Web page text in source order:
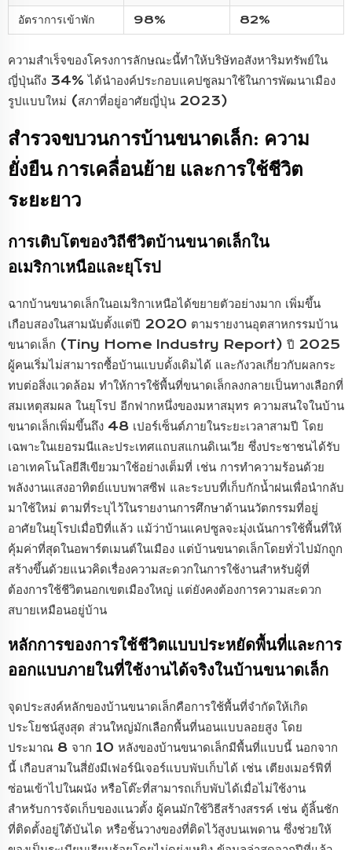
อัตราการเข้าพัก
98% 82%
ความสำเร็จของโครงการลักษณะนี้ทำให้บริษัทอสังหาริมทรัพย์ใน
ญี่ปุ่นถึง 34% ได้นำองค์ประกอบแคปซูลมาใช้ในการพัฒนาเมือง
รูปแบบใหม่ (สภาที่อยู่อาศัยญี่ปุ่น 2023)
สำรวจขบวนการบ้านขนาดเล็ก: ความ
ยั่งยืน การเคลื่อนย้าย และการใช้ชีวิต
ระยะยาว
การเติบโตของวิถีชีวิตบ้านขนาดเล็กใน
อเมริกาเหนือและยุโรป
ฉากบ้านขนาดเล็กในอเมริกาเหนือได้ขยายตัวอย่างมาก เพิ่มขึ้น
เกือบสองในสามนับตั้งแต่ปี 2020 ตามรายงานอุตสาหกรรมบ้าน
ขนาดเล็ก (Tiny Home Industry Report) ปี 2025
ผู้คนเริ่มไม่สามารถซื้อบ้านแบบดั้งเดิมได้ และกังวลเกี่ยวกับผลกระ
ทบต่อสิ่งแวดล้อม ทำให้การใช้พื้นที่ขนาดเล็กลงกลายเป็นทางเลือกที่
สมเหตุสมผล ในยุโรป อีกฟากหนึ่งของมหาสมุทร ความสนใจในบ้าน
ขนาดเล็กเพิ่มขึ้นถึง 48 เปอร์เซ็นต์ภายในระยะเวลาสามปี โดย
เฉพาะในเยอรมนีและประเทศแถบสแกนดิเนเวีย ซึ่งประชาชนได้รับ
เอาเทคโนโลยีสีเขียวมาใช้อย่างเต็มที่ เช่น การทำความร้อนด้วย
พลังงานแสงอาทิตย์แบบพาสซีฟ และระบบที่เก็บกักน้ำฝนเพื่อนำกลับ
มาใช้ใหม่ ตามที่ระบุไว้ในรายงานการศึกษาด้านนวัตกรรมที่อยู่
อาศัยในยุโรปเมื่อปีที่แล้ว แม้ว่าบ้านแคปซูลจะมุ่งเน้นการใช้พื้นที่ให้
คุ้มค่าที่สุดในอพาร์ตเมนต์ในเมือง แต่บ้านขนาดเล็กโดยทั่วไปมักถูก
สร้างขึ้นด้วยแนวคิดเรื่องความสะดวกในการใช้งานสำหรับผู้ที่
ต้องการใช้ชีวิตนอกเขตเมืองใหญ่ แต่ยังคงต้องการความสะดวก
สบายเหมือนอยู่บ้าน
หลักการของการใช้ชีวิตแบบประหยัดพื้นที่และการ
ออกแบบภายในที่ใช้งานได้จริงในบ้านขนาดเล็ก
จุดประสงค์หลักของบ้านขนาดเล็กคือการใช้พื้นที่จำกัดให้เกิด
ประโยชน์สูงสุด ส่วนใหญ่มักเลือกพื้นที่นอนแบบลอยสูง โดย
ประมาณ 8 จาก 10 หลังของบ้านขนาดเล็กมีพื้นที่แบบนี้ นอกจาก
นี้ เกือบสามในสี่ยังมีเฟอร์นิเจอร์แบบพับเก็บได้ เช่น เตียงเมอร์ฟีที่
ซ่อนเข้าไปในผนัง หรือโต๊ะที่สามารถเก็บพับได้เมื่อไม่ใช้งาน
สำหรับการจัดเก็บของแนวตั้ง ผู้คนมักใช้วิธีสร้างสรรค์ เช่น ตู้ลิ้นชัก
ที่ติดตั้งอยู่ใต้บันได หรือชั้นวางของที่ติดไว้สูงบนเพดาน ซึ่งช่วยให้